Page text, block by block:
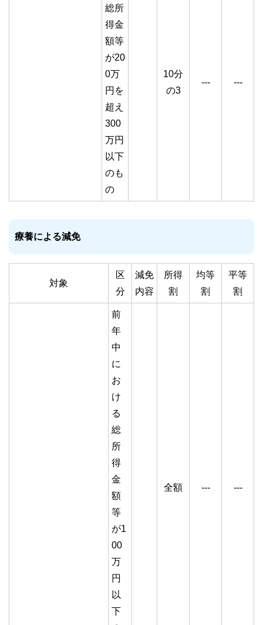
総所
得金
額等
が20
0万
円を
超え
300
万円
以下
のも
の
10分
の3
--- ---
療養による減免
対象
区
分
減免
内容
所得
割
均等
割
平等
割
前
年
中
に
お
け
る
総
所
得
金
額
等
が1
00
万
円
以
下
全額 --- ---